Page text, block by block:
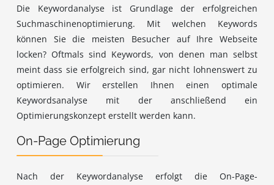
Die Keywordanalyse ist Grundlage der erfolgreichen
Suchmaschinenoptimierung. Mit welchen Keywords
können Sie die meisten Besucher auf Ihre Webseite
locken? Oftmals sind Keywords, von denen man selbst
meint dass sie erfolgreich sind, gar nicht lohnenswert zu
optimieren. Wir erstellen Ihnen einen optimale
Keywordsanalyse mit der anschließend ein
Optimierungskonzept erstellt werden kann.
On-Page Optimierung
Nach der Keywordanalyse erfolgt die On-Page-